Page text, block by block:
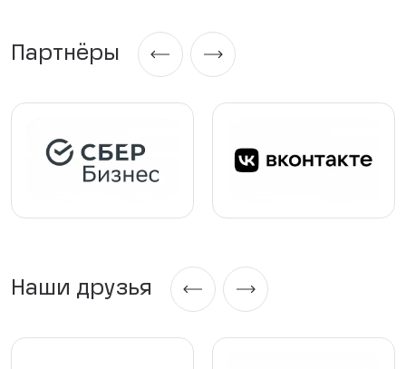
Партнёры
Наши друзья